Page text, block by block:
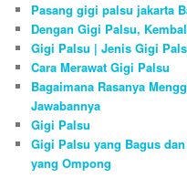
Pasang gigi palsu jakarta
Dengan Gigi Palsu,
Gigi Palsu | Jenis Gigi
Cara Merawat Gigi Palsu
Bagaimana Rasanya
Jawabannya
Gigi Palsu
Gigi Palsu yang Bagus
yang Ompong